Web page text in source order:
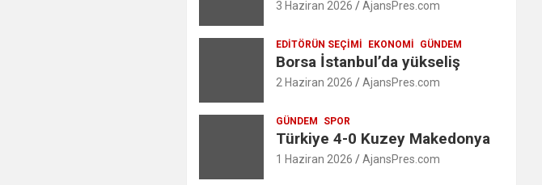
3 Haziran 2026 AjansPres.com
EDITÖRÜN SEÇIMI EKONOMI GÜNDEM
Borsa İstanbul’da yükseliş
2 Haziran 2026 AjansPres.com
GÜNDEM SPOR
Türkiye 4-0 Kuzey Makedonya
1 Haziran 2026 AjansPres.com